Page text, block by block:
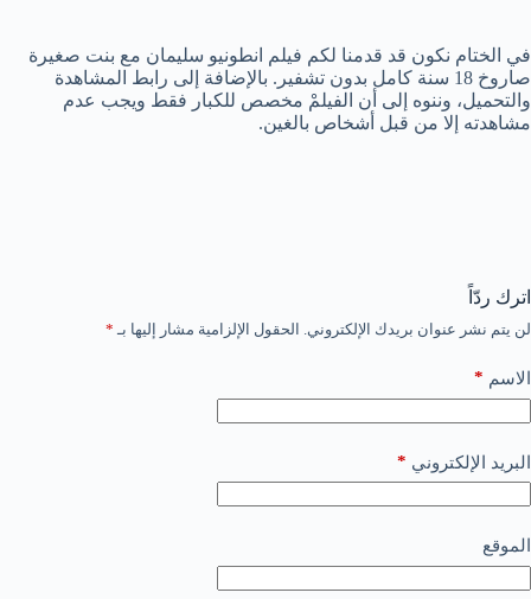
في الختام نكون قد قدمنا لكم فيلم انطونيو سليمان مع بنت صغيرة
صاروخ 18 سنة كامل بدون تشفير. بالإضافة إلى رابط المشاهدة
والتحميل، وننوه إلى أن الفيلمْ مخصص للكبار فقط ويجب عدم
مشاهدته إلا من قبل أشخاص بالغين.
اترك ردّاً
لن يتم نشر عنوان بريدك الإلكتروني. الحقول الإلزامية مشار إليها بـ *
الاسم *
البريد الإلكتروني *
الموقع